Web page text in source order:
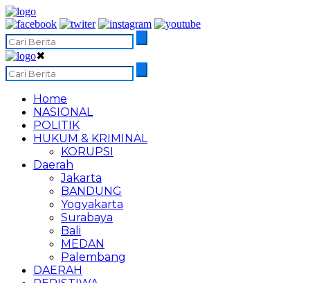
✖
Home
NASIONAL
POLITIK
HUKUM & KRIMINAL
KORUPSI
Daerah
Jakarta
BANDUNG
Yogyakarta
Surabaya
Bali
MEDAN
Palembang
DAERAH